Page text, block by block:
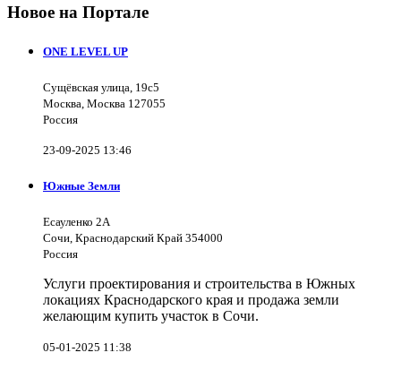
Новое на Портале
ONE LEVEL UP
Сущёвская улица, 19с5
Москва, Москва 127055
Россия
23-09-2025 13:46
Южные Земли
Есауленко 2А
Сочи, Краснодарский Край 354000
Россия
Услуги проектирования и строительства в Южных
локациях Краснодарского края и продажа земли
желающим купить участок в Сочи.
05-01-2025 11:38